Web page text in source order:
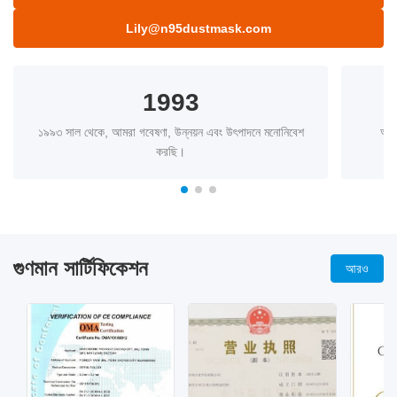
Lily@n95dustmask.com
1993
১৯৯৩ সাল থেকে, আমরা গবেষণা, উন্নয়ন এবং উৎপাদনে মনোনিবেশ
করছি।
গুণমান সার্টিফিকেশন আরও